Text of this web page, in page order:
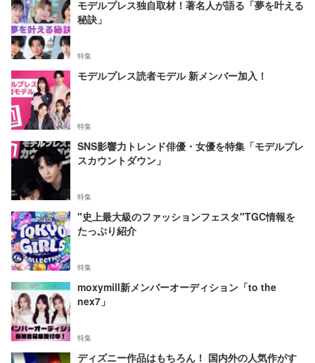
モデルプレス独自取材！著名人が語る「夢を叶える
秘訣」
特集
モデルプレス読者モデル 新メンバー加入！
特集
SNS影響力トレンド俳優・女優を特集「モデルプレ
スカウントダウン」
特集
"史上最大級のファッションフェスタ"TGC情報を
たっぷり紹介
特集
moxymill新メンバーオーディション「to the
nex7」
特集
ディズニー作品はもちろん！ 国内外の人気作がす